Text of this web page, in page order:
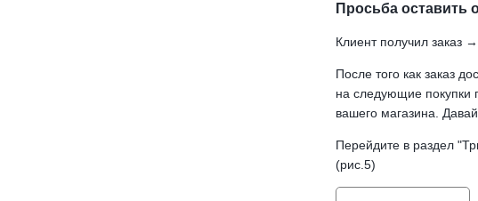
Просьба оставить
Клиент получил заказ
После того как заказ
на следующие покупки
вашего магазина.
Перейдите в раздел
(рис.5)